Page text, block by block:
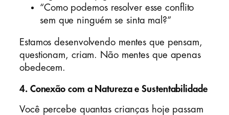
“Como podemos resolver esse conflito
sem que ninguém se sinta mal?”
Estamos desenvolvendo mentes que pensam,
questionam, criam. Não mentes que apenas
obedecem.
4. Conexão com a Natureza e Sustentabilidade
Você percebe quantas crianças hoje passam